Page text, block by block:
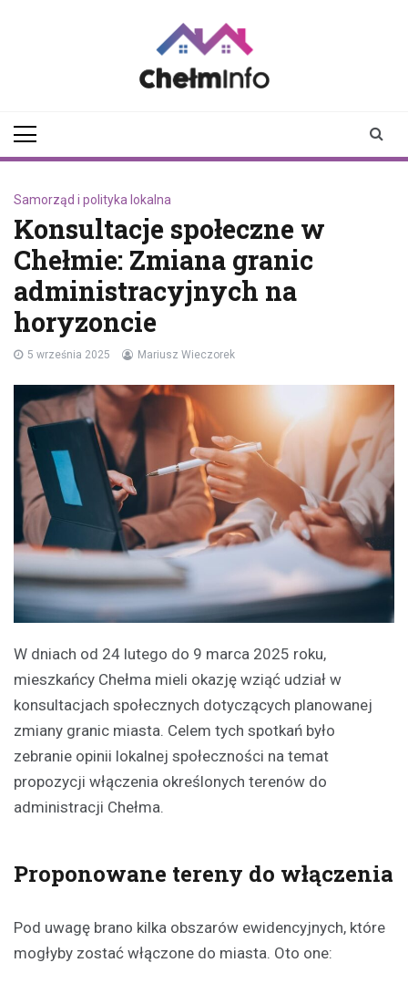
Samorząd i polityka lokalna
Konsultacje społeczne w
Chełmie: Zmiana granic
administracyjnych na
horyzoncie
5 września 2025 Mariusz Wieczorek
W dniach od 24 lutego do 9 marca 2025 roku,
mieszkańcy Chełma mieli okazję wziąć udział w
konsultacjach społecznych dotyczących planowanej
zmiany granic miasta. Celem tych spotkań było
zebranie opinii lokalnej społeczności na temat
propozycji włączenia określonych terenów do
administracji Chełma.
Proponowane tereny do włączenia
Pod uwagę brano kilka obszarów ewidencyjnych, które
mogłyby zostać włączone do miasta. Oto one: